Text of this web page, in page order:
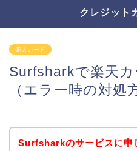
クレジット
楽天カード
Surfsharkで楽天カ
（エラー時の対処
Surfsharkのサービスに申